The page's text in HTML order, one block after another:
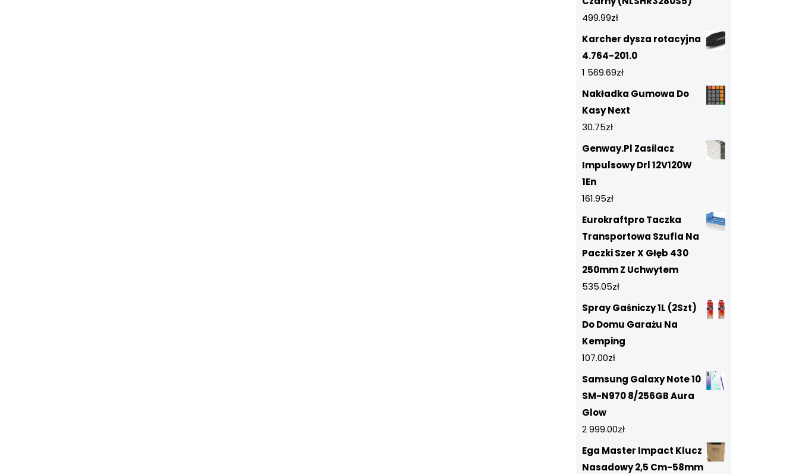
499.99zł
Karcher dysza rotacyjna
4.764-201.0
1 569.69zł
Nakładka Gumowa Do
Kasy Next
30.75zł
Genway.Pl Zasilacz
Impulsowy Drl 12V120W
1En
161.95zł
Eurokraftpro Taczka
Transportowa Szufla Na
Paczki Szer X Głęb 430
250mm Z Uchwytem
535.05zł
Spray Gaśniczy 1L (2Szt)
Do Domu Garażu Na
Kemping
107.00zł
Samsung Galaxy Note 10
SM-N970 8/256GB Aura
Glow
2 999.00zł
Ega Master Impact Klucz
Nasadowy 2,5 Cm-58mm